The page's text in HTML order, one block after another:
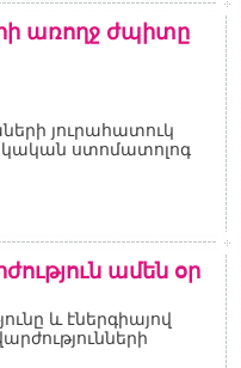
առողջ ժպիտը
յուրահատուկ
ստոմատոլոգ
ամեն օր
և էներգիայով